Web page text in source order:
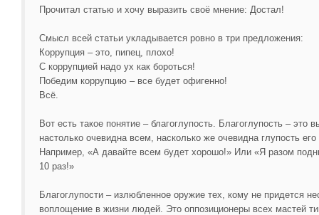
Прочитал статью и хочу выразить своё мнение: Достал!
Смысл всей статьи укладывается ровно в три предложения:
Коррупция – это, пипец, плохо!
С коррупцией надо ух как бороться!
Победим коррупцию – все будет офигенно!
Всё.
Вот есть такое понятие – благоглупость. Благоглупость – это
настолько очевидна всем, насколько же очевидна глупость
Например, «А давайте всем будет хорошо!» Или «Я разом
10 раз!»
Благоглупости – излюбленное оружие тех, кому не придется
воплощение в жизни людей. Это оппозиционеры всех мастей